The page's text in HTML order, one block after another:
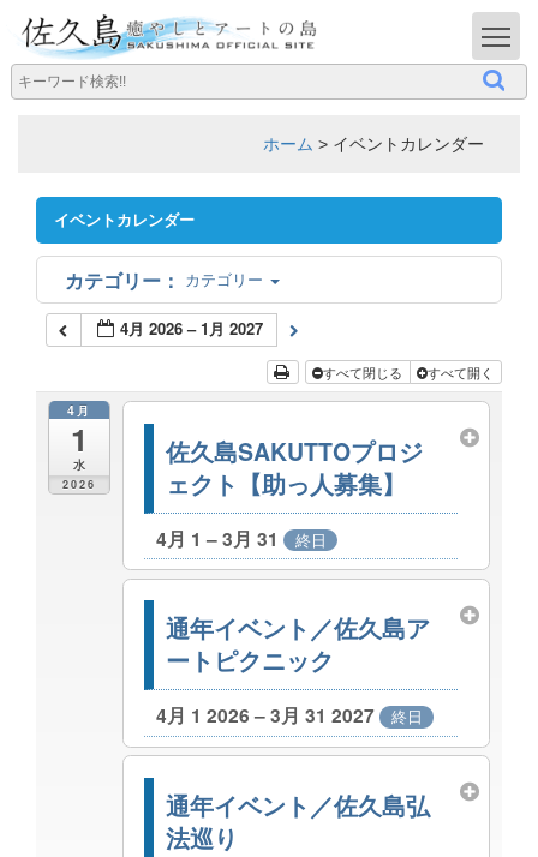
ホーム > イベントカレンダー
イベントカレンダー
カテゴリー
4月 2026 – 1月 2027
すべて閉じる すべて開く
4月
1
水
2026
佐久島SAKUTTOプロジ
ェクト【助っ人募集】
4月 1 – 3月 31 終日
通年イベント／佐久島ア
ートピクニック
4月 1 2026 – 3月 31 2027 終日
通年イベント／佐久島弘
法巡り